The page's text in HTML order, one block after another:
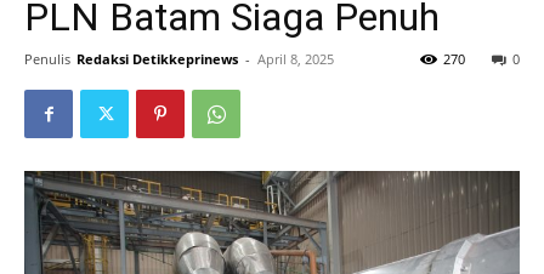
PLN Batam Siaga Penuh
Penulis Redaksi Detikkeprinews - April 8, 2025 0
270